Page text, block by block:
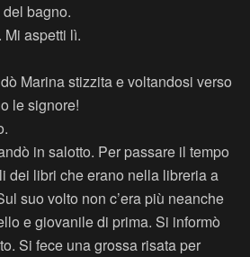
bagno.
Mi aspetti lì.
Marina stizzita e voltandosi verso
le signore!
in salotto. Per passare il tempo
dei libri che erano nella libreria a
suo volto non c’era più neanche
e giovanile di prima. Si informò
Si fece una grossa risata per